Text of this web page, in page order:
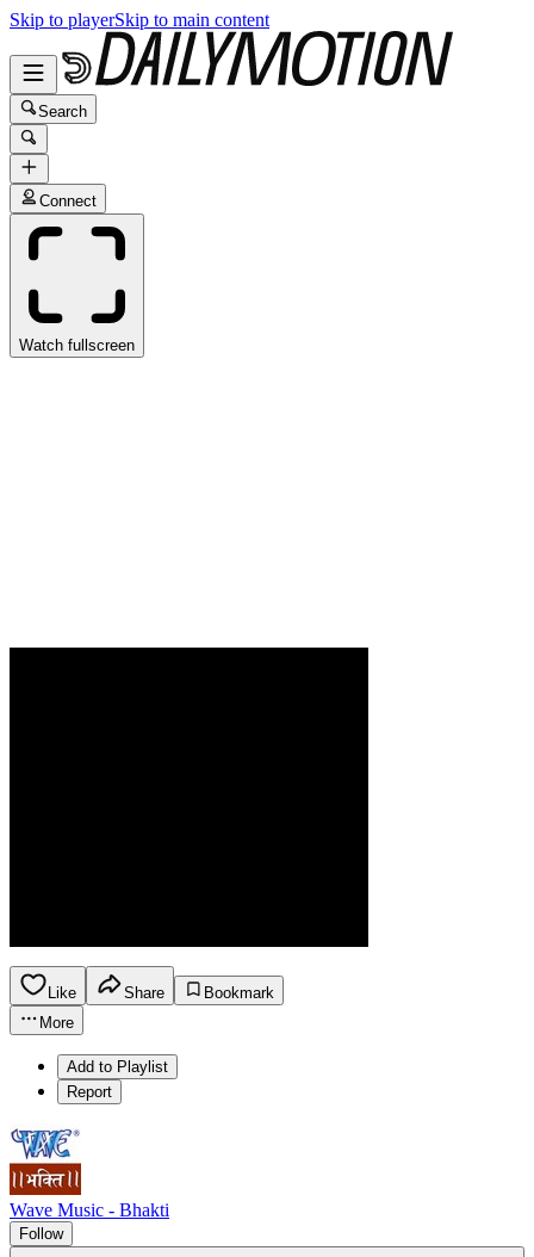
Skip to playerSkip to main content
Search
Connect
Watch fullscreen
Like Share
Bookmark
More
Add to Playlist
Report
Wave Music - Bhakti
Follow